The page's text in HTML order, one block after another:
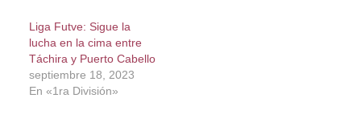
Liga Futve: Sigue la
lucha en la cima entre
Táchira y Puerto Cabello
septiembre 18, 2023
En «1ra División»